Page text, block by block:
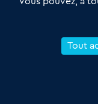
proximité et des
Reprendre unTout